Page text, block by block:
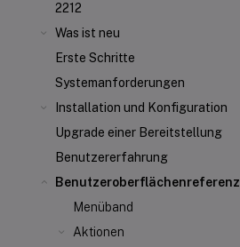
2212
Was ist neu
Erste Schritte
Systemanforderungen
Installation und Konfiguration
Upgrade einer Bereitstellung
Benutzererfahrung
Benutzeroberflächenreferenz
Menüband
Aktionen